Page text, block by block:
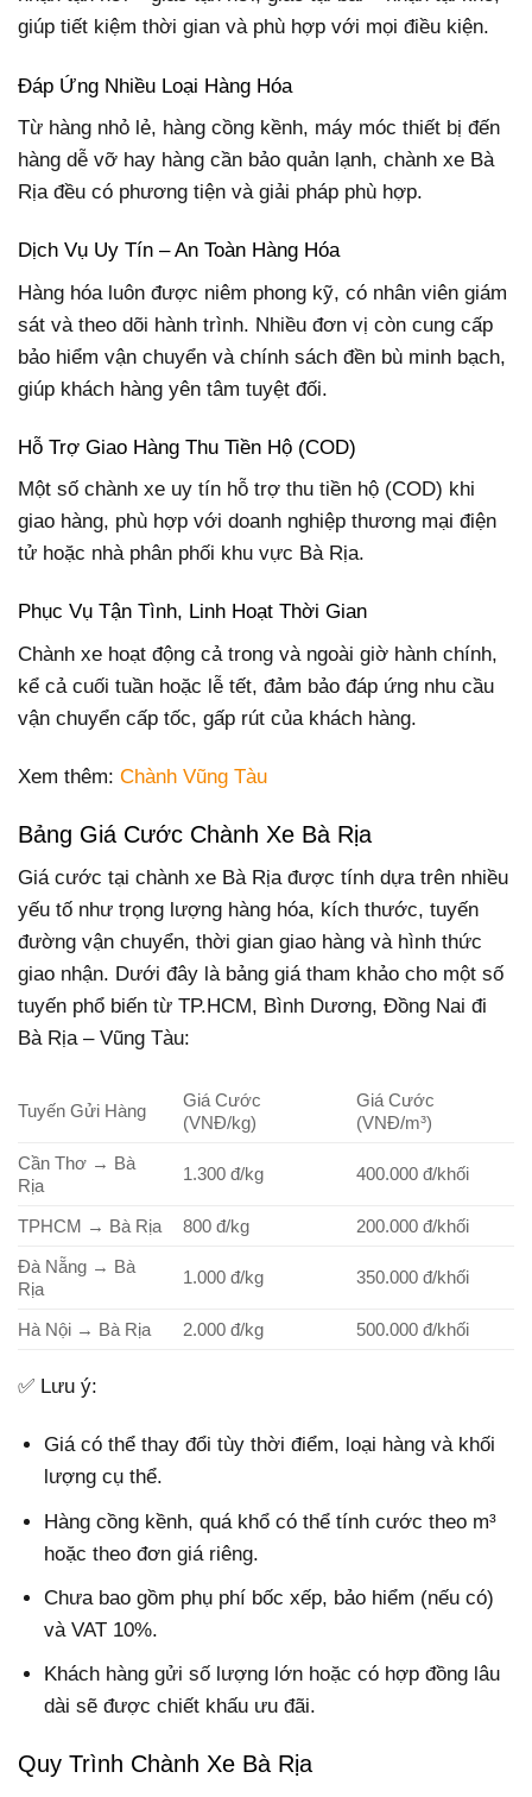
giúp tiết kiệm thời gian và phù hợp với mọi điều kiện.
Đáp Ứng Nhiều Loại Hàng Hóa
Từ hàng nhỏ lẻ, hàng cồng kềnh, máy móc thiết bị đến
hàng dễ vỡ hay hàng cần bảo quản lạnh, chành xe Bà
Rịa đều có phương tiện và giải pháp phù hợp.
Dịch Vụ Uy Tín – An Toàn Hàng Hóa
Hàng hóa luôn được niêm phong kỹ, có nhân viên giám
sát và theo dõi hành trình. Nhiều đơn vị còn cung cấp
bảo hiểm vận chuyển và chính sách đền bù minh bạch,
giúp khách hàng yên tâm tuyệt đối.
Hỗ Trợ Giao Hàng Thu Tiền Hộ (COD)
Một số chành xe uy tín hỗ trợ thu tiền hộ (COD) khi
giao hàng, phù hợp với doanh nghiệp thương mại điện
tử hoặc nhà phân phối khu vực Bà Rịa.
Phục Vụ Tận Tình, Linh Hoạt Thời Gian
Chành xe hoạt động cả trong và ngoài giờ hành chính,
kể cả cuối tuần hoặc lễ tết, đảm bảo đáp ứng nhu cầu
vận chuyển cấp tốc, gấp rút của khách hàng.
Xem thêm: Chành Vũng Tàu
Bảng Giá Cước Chành Xe Bà Rịa
Giá cước tại chành xe Bà Rịa được tính dựa trên nhiều
yếu tố như trọng lượng hàng hóa, kích thước, tuyến
đường vận chuyển, thời gian giao hàng và hình thức
giao nhận. Dưới đây là bảng giá tham khảo cho một số
tuyến phổ biến từ TP.HCM, Bình Dương, Đồng Nai đi
Bà Rịa – Vũng Tàu:
Tuyến Gửi Hàng
Giá Cước
(VNĐ/kg)
Giá Cước
(VNĐ/m³)
Cần Thơ → Bà
Rịa
1.300 đ/kg 400.000 đ/khối
TPHCM → Bà Rịa 800 đ/kg
200.000 đ/khối
Đà Nẵng → Bà
Rịa
1.000 đ/kg 350.000 đ/khối
Hà Nội → Bà Rịa 2.000 đ/kg 500.000 đ/khối
✅ Lưu ý:
Giá có thể thay đổi tùy thời điểm, loại hàng và khối
lượng cụ thể.
Hàng cồng kềnh, quá khổ có thể tính cước theo m³
hoặc theo đơn giá riêng.
Chưa bao gồm phụ phí bốc xếp, bảo hiểm (nếu có)
và VAT 10%.
Khách hàng gửi số lượng lớn hoặc có hợp đồng lâu
dài sẽ được chiết khấu ưu đãi.
Quy Trình Chành Xe Bà Rịa